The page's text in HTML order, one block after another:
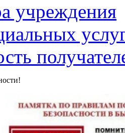
учреждения